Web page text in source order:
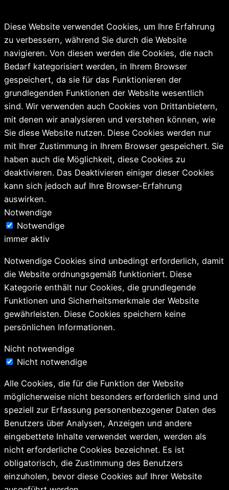
Diese Website verwendet Cookies, um Ihre Erfahrung
zu verbessern, während Sie durch die Website
navigieren. Von diesen werden die Cookies, die nach
Bedarf kategorisiert werden, in Ihrem Browser
gespeichert, da sie für das Funktionieren der
grundlegenden Funktionen der Website wesentlich
sind. Wir verwenden auch Cookies von Drittanbietern,
mit denen wir analysieren und verstehen können, wie
Sie diese Website nutzen. Diese Cookies werden nur
mit Ihrer Zustimmung in Ihrem Browser gespeichert. Sie
haben auch die Möglichkeit, diese Cookies zu
deaktivieren. Das Deaktivieren einiger dieser Cookies
kann sich jedoch auf Ihre Browser-Erfahrung
auswirken.
Notwendige
Notwendige
immer aktiv
Notwendige Cookies sind unbedingt erforderlich, damit
die Website ordnungsgemäß funktioniert. Diese
Kategorie enthält nur Cookies, die grundlegende
Funktionen und Sicherheitsmerkmale der Website
gewährleisten. Diese Cookies speichern keine
persönlichen Informationen.
Nicht notwendige
Nicht notwendige
Alle Cookies, die für die Funktion der Website
möglicherweise nicht besonders erforderlich sind und
speziell zur Erfassung personenbezogener Daten des
Benutzers über Analysen, Anzeigen und andere
eingebettete Inhalte verwendet werden, werden als
nicht erforderliche Cookies bezeichnet. Es ist
obligatorisch, die Zustimmung des Benutzers
einzuholen, bevor diese Cookies auf Ihrer Website